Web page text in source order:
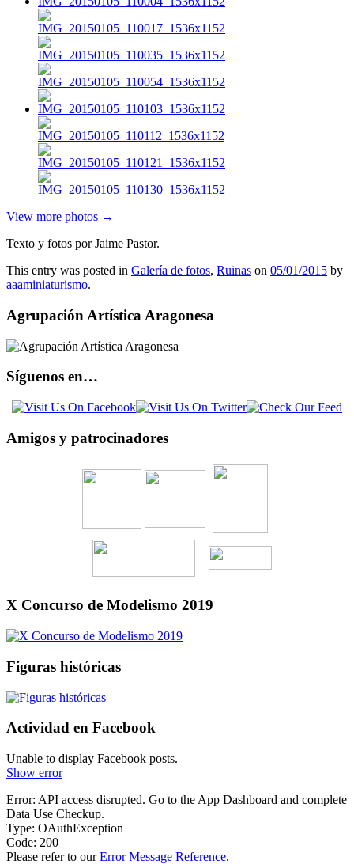
View more photos →
Texto y fotos por Jaime Pastor.
This entry was posted in Galería de fotos, Ruinas on 05/01/2015 by
aaaminiaturismo.
Agrupación Artística Aragonesa
Síguenos en…
Amigos y patrocinadores
X Concurso de Modelismo 2019
Figuras históricas
Actividad en Facebook
Unable to display Facebook posts.
Show error
Error: API access disrupted. Go to the App Dashboard and complete
Data Use Checkup.
Type: OAuthException
Code: 200
Please refer to ourError Message Reference.